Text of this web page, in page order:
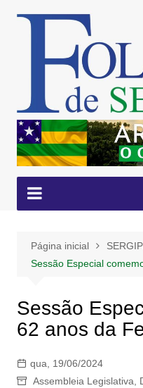
conteúdo
Página inicial
Sessão Especial
Sessão
62 anos da
qua, 19/06/2024
Assembleia Legislativa,